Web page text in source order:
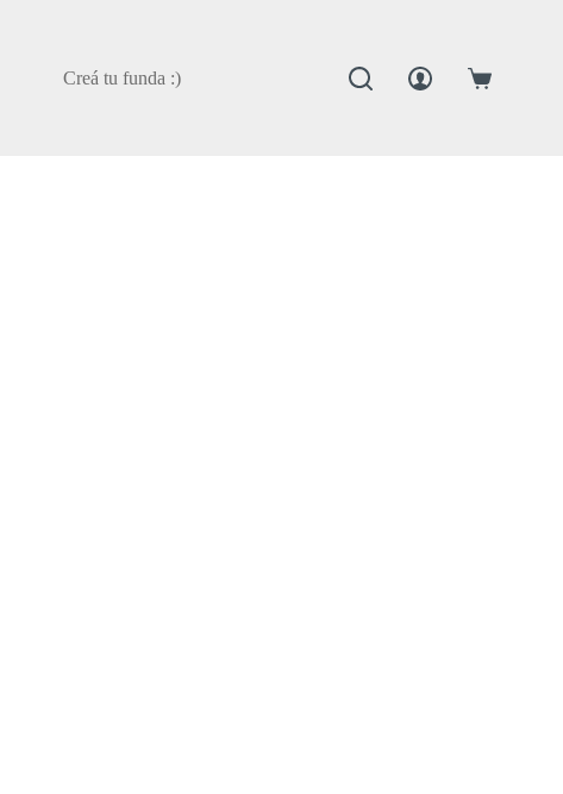
Creá tu funda :)
Carro